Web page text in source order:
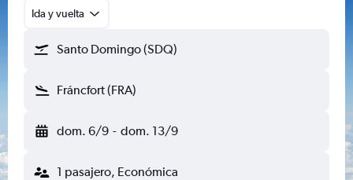
Ida y vuelta
Santo Domingo (SDQ)
Fráncfort (FRA)
dom. 6/9 - dom. 13/9
1 pasajero, Económica